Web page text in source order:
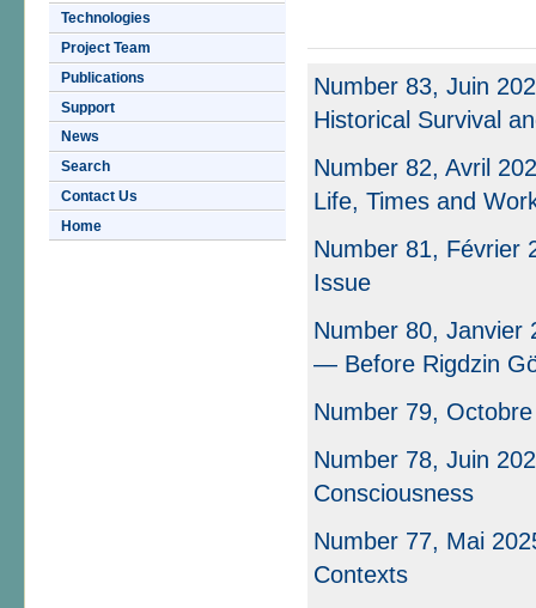
Technologies
Project Team
Publications
Support
News
Search
Contact Us
Home
Number 83, Juin
Historical Survival
Number 82, Avril
Life, Times and
Number 81, Février
Issue
Number 80,
— Before Rigdzin
Number 79,
Number 78, Juin
Consciousness
Number 77, Mai
Contexts